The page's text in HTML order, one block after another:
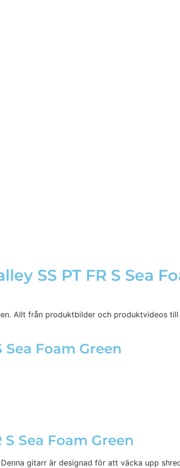
SS PT FR S Sea
Allt från produktbilder och produktvideos
Sea Foam Green
Sea Foam Green
Denna gitarr är designad för att väcka upp